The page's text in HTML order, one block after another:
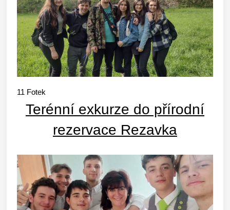
11 Fotek
Terénní exkurze do přírodní
rezervace Rezavka